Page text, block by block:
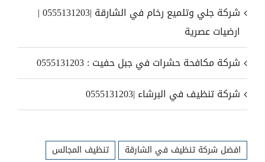
شركة جلي وتلميع رخام في الشارقة |0555131203 |
ارضيات عصرية
شركة مكافحة حشرات في جبل حفيت : 0555131203
شركة تنظيف في البرشاء |0555131203
افضل شركة تنظيف في الشارقة
تنظيف المجالس